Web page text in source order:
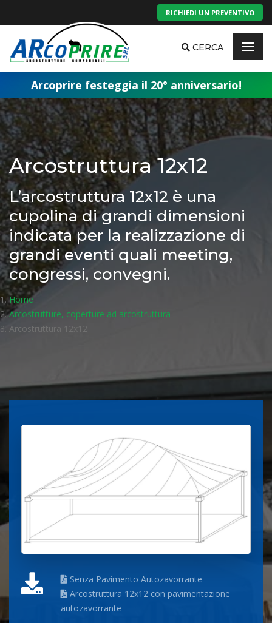
RICHIEDI UN PREVENTIVO
CERCA
Arcoprire festeggia il 20° anniversario!
Arcostruttura 12x12
L’arcostruttura 12x12 è una
cupolina di grandi dimensioni
indicata per la realizzazione di
grandi eventi quali meeting,
congressi, convegni.
Home
Arcostrutture, coperture ad arcostruttura
Arcostruttura 12x12
Senza Pavimento Autozavorrante
Arcostruttura 12x12 con pavimentazione
autozavorrante